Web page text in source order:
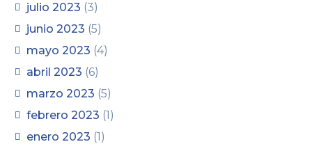
julio 2023 (3)
junio 2023 (5)
mayo 2023 (4)
abril 2023 (6)
marzo 2023 (5)
febrero 2023 (1)
enero 2023 (1)